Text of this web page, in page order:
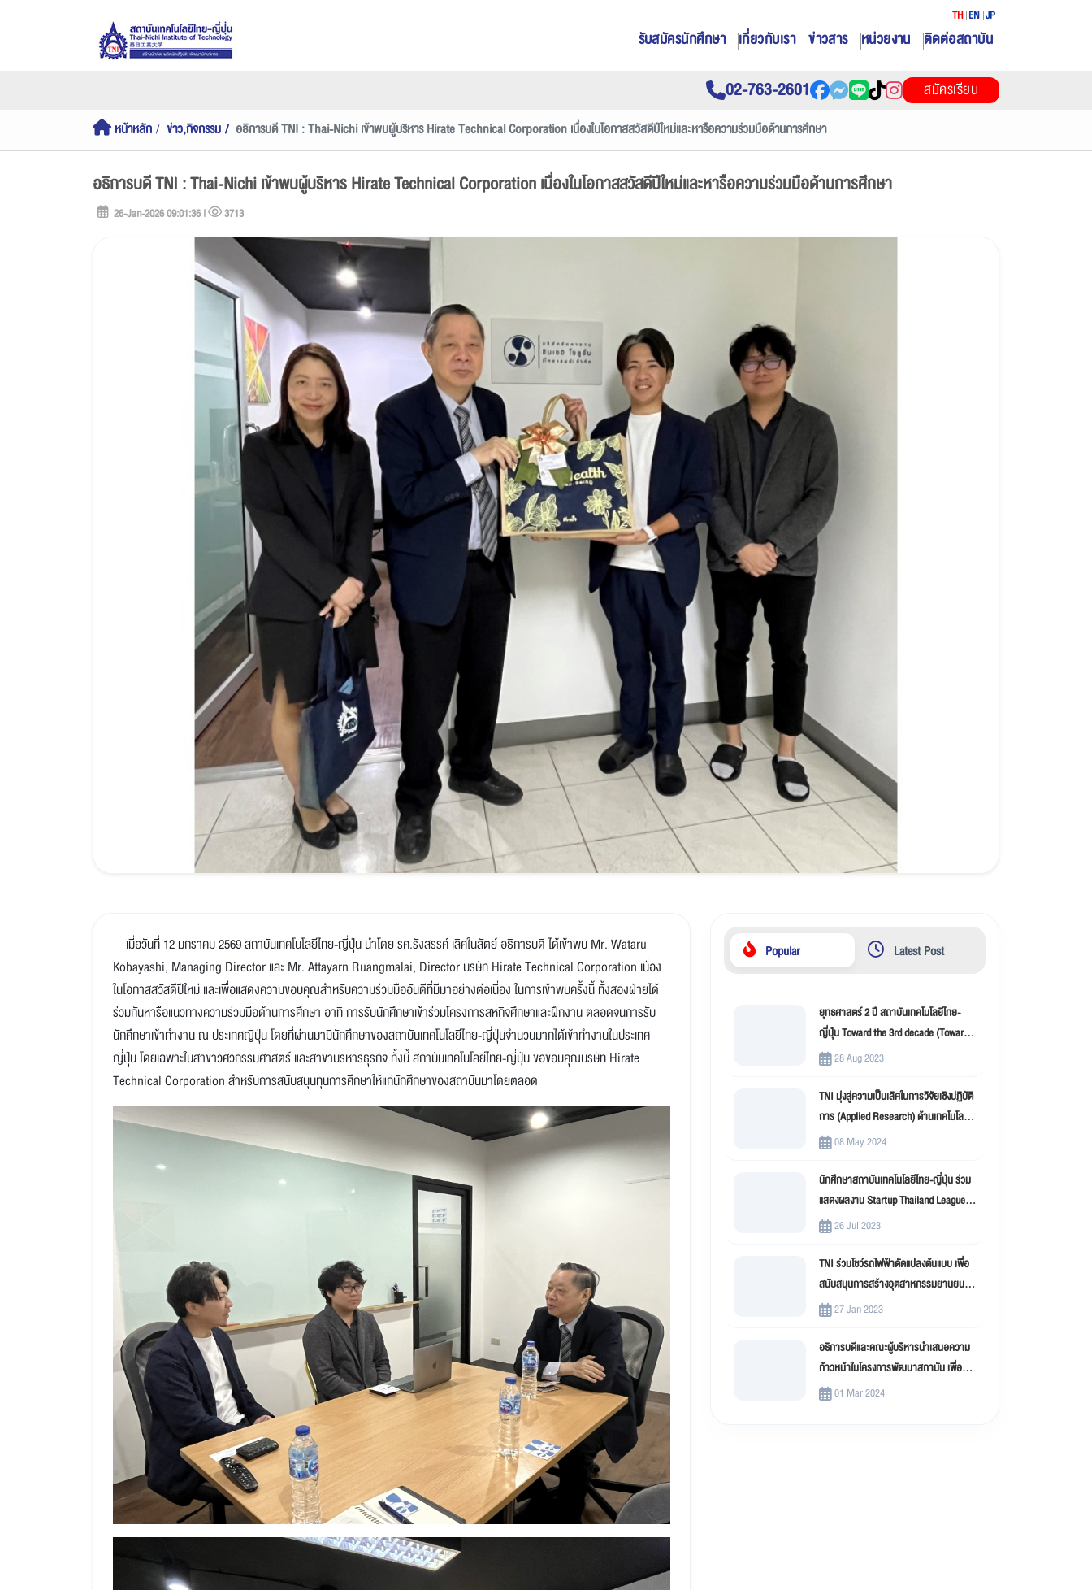
รับสมัครนักศึกษา เกี่ยวกับเรา ข่าวสาร หน่วยงาน ติดต่อสถาบัน
TH EN JP
02-763-2601 สมัครเรียน
หน้าหลัก ข่าว,กิจกรรม อธิการบดี TNI : Thai-Nichi เข้าพบผู้บริหาร Hirate Technical Corporation เนื่องในโอกาสสวัสดีปีใหม่และหารือความร่วมมือด้านการศึกษา
อธิการบดี TNI : Thai-Nichi เข้าพบผู้บริหาร Hirate Technical Corporation เนื่องในโอกาสสวัสดีปีใหม่และหารือความร่วมมือด้านการศึกษา
26-Jan-2026 09:01:36 | 3713
เมื่อวันที่ 12 มกราคม 2569 สถาบันเทคโนโลยีไทย-ญี่ปุ่น นำโดย รศ.รังสรรค์ เลิศในสัตย์ อธิการบดี ได้เข้าพบ Mr. Wataru
Kobayashi, Managing Director และ Mr. Attayarn Ruangmalai, Director บริษัท Hirate Technical Corporation เนื่อง
ในโอกาสสวัสดีปีใหม่ และเพื่อแสดงความขอบคุณสำหรับความร่วมมืออันดีที่มีมาอย่างต่อเนื่อง ในการเข้าพบครั้งนี้ ทั้งสองฝ่ายได้
ร่วมกันหารือแนวทางความร่วมมือด้านการศึกษา อาทิ การรับนักศึกษาเข้าร่วมโครงการสหกิจศึกษาและฝึกงาน ตลอดจนการรับ
นักศึกษาเข้าทำงาน ณ ประเทศญี่ปุ่น โดยที่ผ่านมามีนักศึกษาของสถาบันเทคโนโลยีไทย-ญี่ปุ่นจำนวนมากได้เข้าทำงานในประเทศ
ญี่ปุ่น โดยเฉพาะในสาขาวิศวกรรมศาสตร์ และสาขาบริหารธุรกิจ ทั้งนี้ สถาบันเทคโนโลยีไทย-ญี่ปุ่น ขอขอบคุณบริษัท Hirate
Technical Corporation สำหรับการสนับสนุนทุนการศึกษาให้แก่นักศึกษาของสถาบันมาโดยตลอด
Popular Latest Post
ยุทธศาสตร์ 2 ปี สถาบันเทคโนโลยีไทย-
ญี่ปุ่น Toward the 3rd decade (Toward
New Innovation –TNI)
28 Aug 2023
TNI มุ่งสู่ความเป็นเลิศในการวิจัยเชิงปฏิบัติ
การ (Applied Research) ด้านเทคโนโลยี
สารสนเทศ
08 May 2024
นักศึกษาสถาบันเทคโนโลยีไทย-ญี่ปุ่น ร่วม
แสดงผลงาน Startup Thailand League
202326 Jul 2023
TNI ร่วมโชว์รถไฟฟ้าดัดแปลงต้นแบบ เพื่อ
สนับสนุนการสร้างอุตสาหกรรมยานยนต์
ไฟฟ้าดัดแปลง (EV Conversion)
27 Jan 2023
อธิการบดีและคณะผู้บริหารนำเสนอความ
ก้าวหน้าในโครงการพัฒนาสถาบัน เพื่อขับ
เคลื่อน สถาบันเทคโนโลยีไทย-ญี่ปุ่น (TNI)
01 Mar 2024